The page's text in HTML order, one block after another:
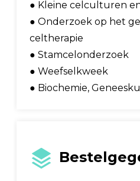
● Kleine celculturen
● Onderzoek op het
celtherapie
● Stamcelonderzoek
● Weefselkweek
● Biochemie,